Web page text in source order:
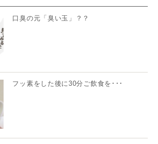
口臭の元「臭い玉」？？
フッ素をした後に30分ご飲食を･･･